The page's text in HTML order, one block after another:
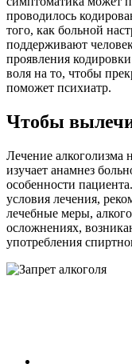
проводилось
того, как больной
поддерживают
проявления
воля на то, чтобы
поможет психиатр.
Чтобы
Лечение алкоголизма
изучает анамнез
особенности
условия лечения,
лечебные меры,
осложнениях,
употребления